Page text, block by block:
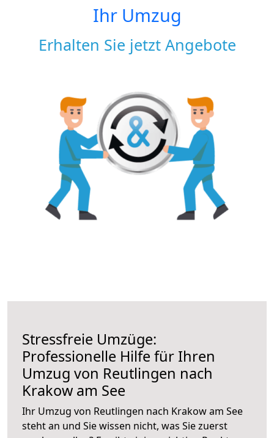
Ihr Umzug
Erhalten Sie jetzt Angebote
Stressfreie Umzüge:
Professionelle Hilfe für Ihren
Umzug von Reutlingen nach
Krakow am See
Ihr Umzug von Reutlingen nach Krakow am See
steht an und Sie wissen nicht, was Sie zuerst